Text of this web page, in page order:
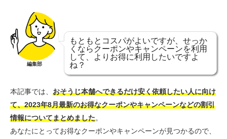
編集部
もともとコスパがよいですが、せっか
くならクーポンやキャンペーンを利用
して、よりお得に利用したいですよ
ね？
本記事では、 おそうじ本舗へできるだけ安く依頼したい人に向け
て、2023年8月最新のお得なクーポンやキャンペーンなどの割引
情報についてまとめました。
あなたにとってお得なクーポンやキャンペーンが見つかるので、